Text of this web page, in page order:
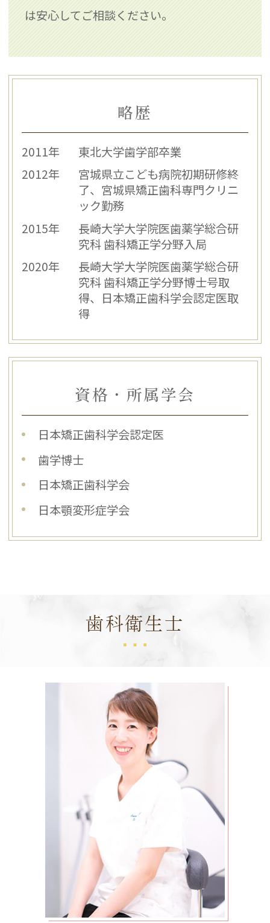
は安心してご相談ください。
略歴
2011年
東北大学歯学部卒業
2012年
宮城県立こども病院初期研修終
了、宮城県矯正歯科専門クリニ
ック勤務
2015年
長崎大学大学院医歯薬学総合研
究科 歯科矯正学分野入局
2020年
長崎大学大学院医歯薬学総合研
究科 歯科矯正学分野博士号取
得、日本矯正歯科学会認定医取
得
資格・所属学会
日本矯正歯科学会認定医
歯学博士
日本矯正歯科学会
日本顎変形症学会
歯科衛生士